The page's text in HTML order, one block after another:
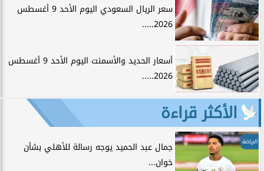
سعر الريال السعودي اليوم الأحد 9 أغسطس
2026.....
أسعار الحديد والأسمنت اليوم الأحد 9 أغسطس
2026.....
الأكثر قراءة
الرياضة
جمال عبد الحميد يوجه رسالة للأهلي بشأن
خوان...